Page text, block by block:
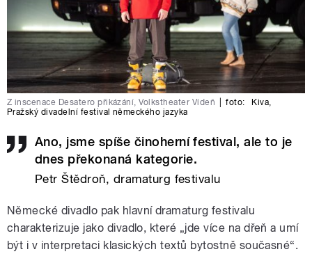
Z inscenace Desatero přikázání, Volkstheater Vídeň foto: Kiva,
Pražský divadelní festival německého jazyka
Ano, jsme spíše činoherní festival, ale to je
dnes překonaná kategorie.
Petr Štědroň, dramaturg festivalu
Německé divadlo pak hlavní dramaturg festivalu
charakterizuje jako divadlo, které „jde více na dřeň a umí
být i v interpretaci klasických textů bytostně současné“.